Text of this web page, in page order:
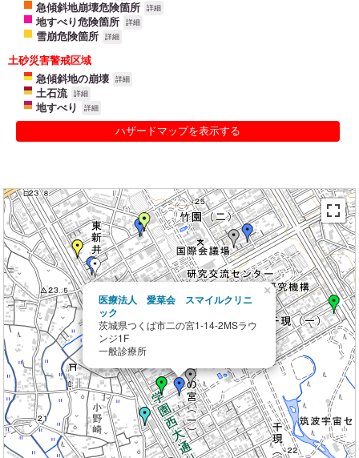
急傾斜地崩壊危険箇所 詳細
地すべり危険箇所 詳細
雪崩危険箇所 詳細
土砂災害警戒区域
急傾斜地の崩壊
詳細
土石流 詳細
地すべり 詳細
ハザードマップを表示する
医療法人 愛菜会 スマイルクリニ
ック
茨城県つくば市二の宮1-14-2MSラウ
ンジ1F
一般診療所
×